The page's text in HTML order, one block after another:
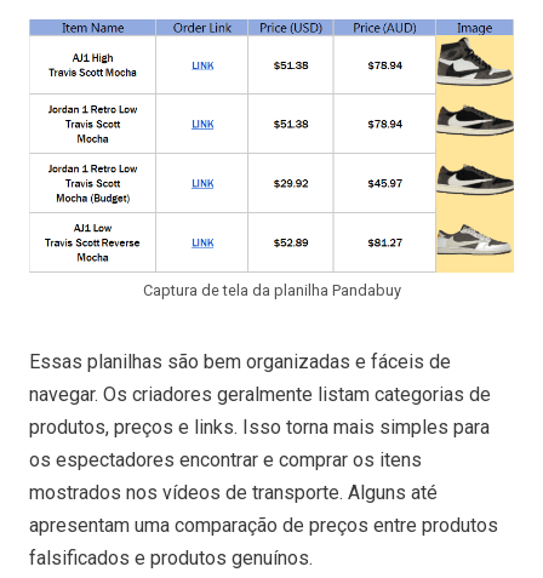
Captura de tela da planilha Pandabuy
Essas planilhas são bem organizadas e fáceis de
navegar. Os criadores geralmente listam categorias de
produtos, preços e links. Isso torna mais simples para
os espectadores encontrar e comprar os itens
mostrados nos vídeos de transporte. Alguns até
apresentam uma comparação de preços entre produtos
falsificados e produtos genuínos.